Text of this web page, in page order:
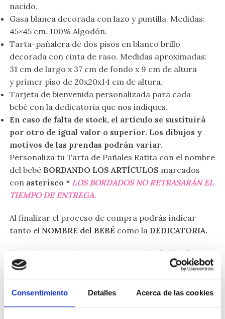
Consentimiento Detalles Acerca de las cookies
nacido.
Gasa blanca decorada con lazo y puntilla. Medidas:
45×45 cm. 100% Algodón.
Tarta-pañalera de dos pisos en blanco brillo
decorada con cinta de raso. Medidas aproximadas:
31 cm de largo x 37 cm de fondo x 9 cm de altura
y primer piso de 20x20x14 cm de altura.
Tarjeta de bienvenida personalizada para cada
bebé con la dedicatoria que nos indiques.
En caso de falta de stock, el artículo se sustituirá
por otro de igual valor o superior. Los dibujos y
motivos de las prendas podrán variar.
Personaliza tu Tarta de Pañales Ratita con el nombre
del bebé BORDANDO LOS ARTÍCULOS marcados
con asterisco * LOS BORDADOS NO RETRASARÁN EL
TIEMPO DE ENTREGA.
Al finalizar el proceso de compra podrás indicar
tanto el NOMBRE del BEBÉ como la DEDICATORIA.
Te invitamos a visitar nuestra sección de Regalos
para Recién Nacido
complementar tu Tarta de Pañales Ratita.